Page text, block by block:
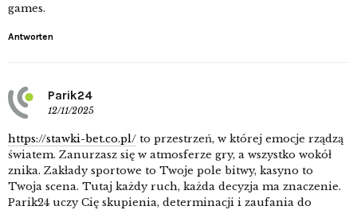
games.
Antworten
Parik24
12/11/2025
https://stawki-bet.co.pl/ to przestrzeń, w której emocje rządzą
światem. Zanurzasz się w atmosferze gry, a wszystko wokół
znika. Zakłady sportowe to Twoje pole bitwy, kasyno to
Twoja scena. Tutaj każdy ruch, każda decyzja ma znaczenie.
Parik24 uczy Cię skupienia, determinacji i zaufania do